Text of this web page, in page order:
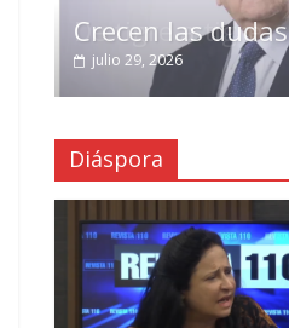
Crecen las dudas
julio 29, 2026
Diáspora